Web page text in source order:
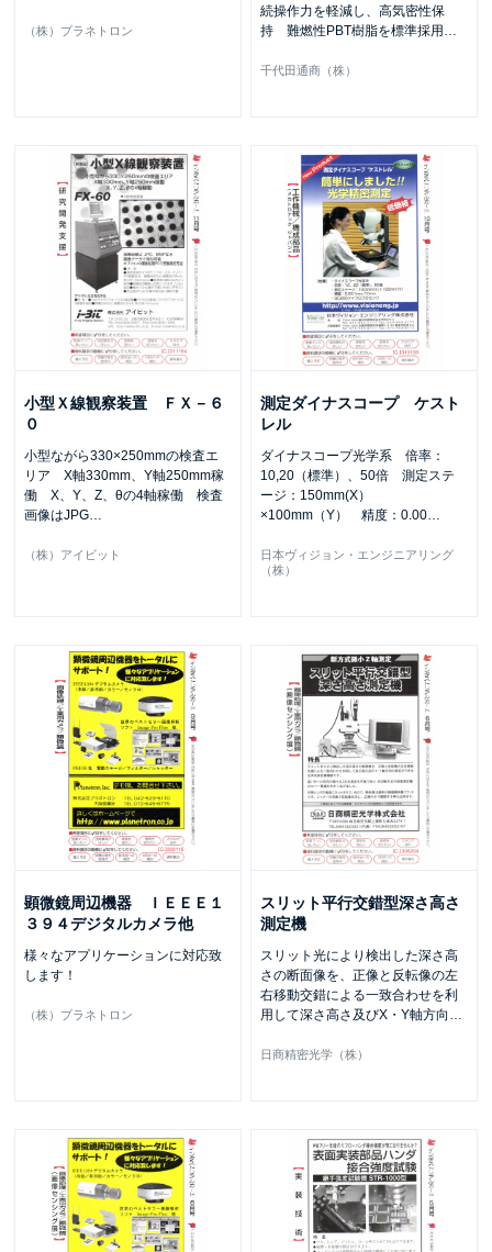
（株）プラネトロン
続操作力を軽減し、高気密性保
持 難燃性PBT樹脂を標準採用
千代田通商（株）
小型Ｘ線観察装置 ＦＸ－６
０
小型ながら330×250mmの検査エ
リア X軸330mm、Y軸250mm稼
働 X、Y、Z、θの4軸稼働 検査
画像はJPG…
（株）アイビット
測定ダイナスコープ ケスト
レル
ダイナスコープ光学系 倍率：
10,20（標準）、50倍 測定ステ
ージ：150mm(X）
×100mm（Y） 精度：0.00…
日本ヴィジョン・エンジニアリング
（株）
顕微鏡周辺機器 ＩＥＥＥ１
３９４デジタルカメラ他
様々なアプリケーションに対応致
します！
（株）プラネトロン
スリット平行交錯型深さ高さ
測定機
スリット光により検出した深さ高
さの断面像を、正像と反転像の左
右移動交錯による一致合わせを利
用して深さ高さ及びX・Y軸方向 …
日商精密光学（株）